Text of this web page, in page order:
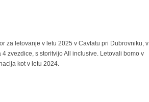
za letovanje v letu 2025 v Cavtatu pri Dubrovniku, v
4 zvezdice, s storitvijo All inclusive. Letovali bomo v
kot v letu 2024.